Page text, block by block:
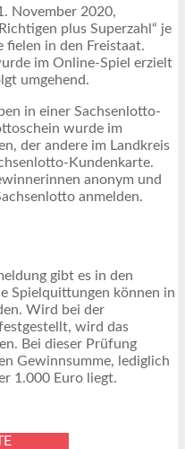
November 2020,
plus Superzahl“ je
fielen in den Freistaat.
im Online-Spiel erzielt
umgehend.
in einer Sachsenlotto-
wurde im
der andere im Landkreis
Kundenkarte.
anonym und
anmelden.
gibt es in den
Spielquittungen können in
Wird bei der
wird das
Bei dieser Prüfung
Gewinnsumme, lediglich
1.000 Euro liegt.